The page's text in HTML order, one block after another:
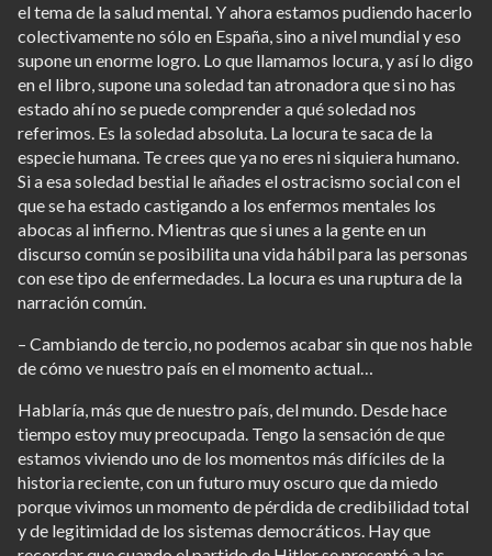
el tema de la salud mental. Y ahora estamos pudiendo hacerlo
colectivamente no sólo en España, sino a nivel mundial y eso
supone un enorme logro. Lo que llamamos locura, y así lo digo
en el libro, supone una soledad tan atronadora que si no has
estado ahí no se puede comprender a qué soledad nos
referimos. Es la soledad absoluta. La locura te saca de la
especie humana. Te crees que ya no eres ni siquiera humano.
Si a esa soledad bestial le añades el ostracismo social con el
que se ha estado castigando a los enfermos mentales los
abocas al infierno. Mientras que si unes a la gente en un
discurso común se posibilita una vida hábil para las personas
con ese tipo de enfermedades. La locura es una ruptura de la
narración común.
– Cambiando de tercio, no podemos acabar sin que nos hable
de cómo ve nuestro país en el momento actual…
Hablaría, más que de nuestro país, del mundo. Desde hace
tiempo estoy muy preocupada. Tengo la sensación de que
estamos viviendo uno de los momentos más difíciles de la
historia reciente, con un futuro muy oscuro que da miedo
porque vivimos un momento de pérdida de credibilidad total
y de legitimidad de los sistemas democráticos. Hay que